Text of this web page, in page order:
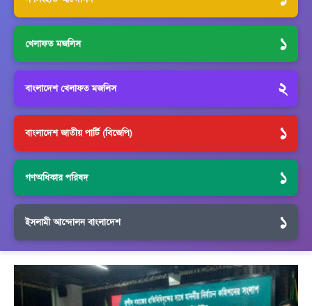
খেলাফত মজলিস ১
বাংলাদেশ খেলাফত মজলিস ২
বাংলাদেশ জাতীয় পার্টি (বিজেপি) ১
গণঅধিকার পরিষদ ১
ইসলামী আন্দোলন বাংলাদেশ ১